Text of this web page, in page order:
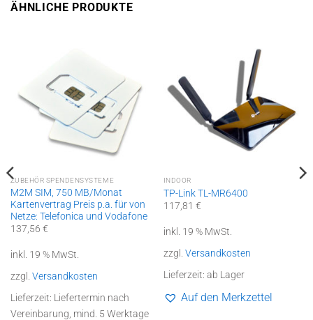
ÄHNLICHE PRODUKTE
ZUBEHÖR SPENDENSYSTEME
M2M SIM, 750 MB/Monat
Kartenvertrag Preis p.a. für von
Netze: Telefonica und Vodafone
137,56 €
inkl. 19 % MwSt.
zzgl. Versandkosten
Lieferzeit: Liefertermin nach
Vereinbarung, mind. 5 Werktage
INDOOR
TP-Link TL-MR6400
117,81 €
inkl. 19 % MwSt.
zzgl. Versandkosten
Lieferzeit: ab Lager
Auf den Merkzettel